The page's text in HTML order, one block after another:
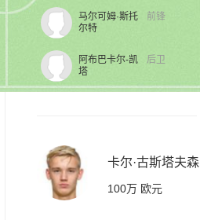
前锋
马尔可姆·斯托
尔特
后卫
阿布巴卡尔-凯
塔
卡尔·古斯塔夫森
100万 欧元